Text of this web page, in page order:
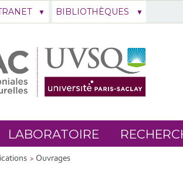
LABORATOIRE
Ouvrages
BIBLIOTHÈQUES